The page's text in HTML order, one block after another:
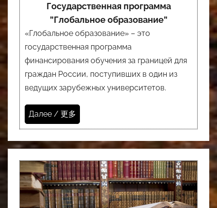
Государственная программа
”Глобальное образование”
«Глобальное образование» – это
государственная программа
финансирования обучения за границей для
граждан России, поступивших в один из
ведущих зарубежных университетов.
Далее / 更多